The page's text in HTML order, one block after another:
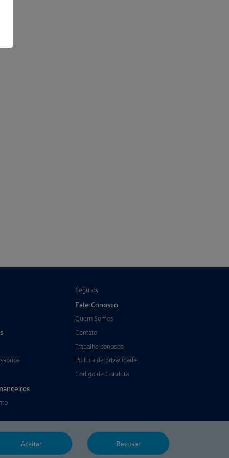
Seguros
Fale Conosco
Quem Somos
Contato
Trabalhe conosco
Política de privacidade
Código de Conduta
Aceitar Recusar